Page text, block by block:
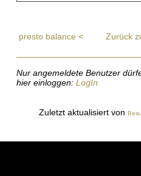
presto balance < Zurück
Nur angemeldete Benutzer
hier einloggen: LogIn
Zuletzt aktualisiert von